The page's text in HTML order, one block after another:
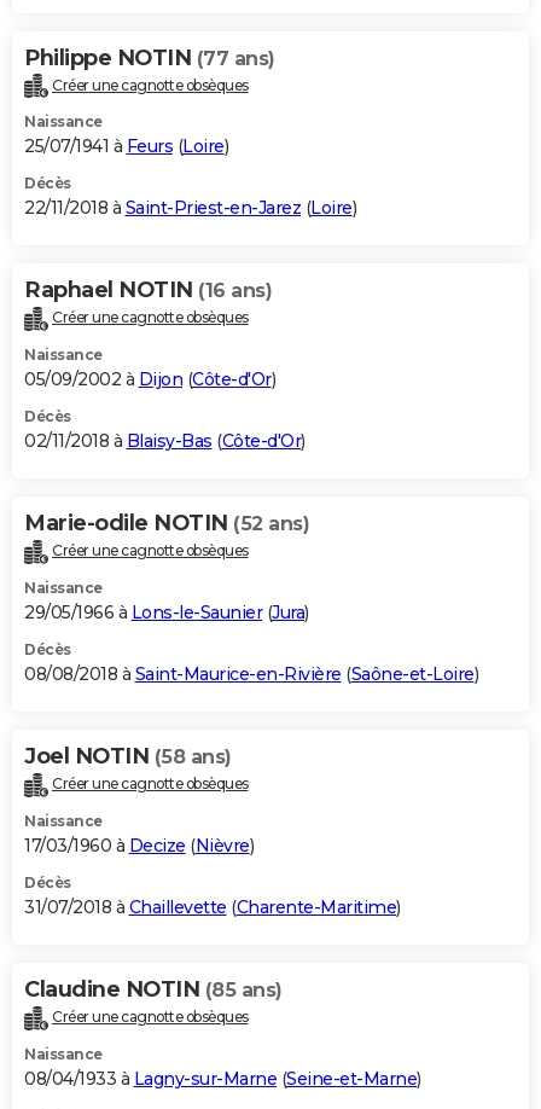
Philippe NOTIN (77 ans)
Créer une cagnotte obsèques
Naissance
25/07/1941 à Feurs (Loire)
Décès
22/11/2018 à Saint-Priest-en-Jarez (Loire)
Raphael NOTIN (16 ans)
Créer une cagnotte obsèques
Naissance
05/09/2002 à Dijon (Côte-d'Or)
Décès
02/11/2018 à Blaisy-Bas (Côte-d'Or)
Marie-odile NOTIN (52 ans)
Créer une cagnotte obsèques
Naissance
29/05/1966 à Lons-le-Saunier(Jura)
Décès
08/08/2018 à Saint-Maurice-en-Rivière (Saône-et-Loire)
Joel NOTIN (58 ans)
Créer une cagnotte obsèques
Naissance
17/03/1960 à Decize (Nièvre)
Décès
31/07/2018 à Chaillevette (Charente-Maritime)
Claudine NOTIN (85 ans)
Créer une cagnotte obsèques
Naissance
08/04/1933 à Lagny-sur-Marne (Seine-et-Marne)